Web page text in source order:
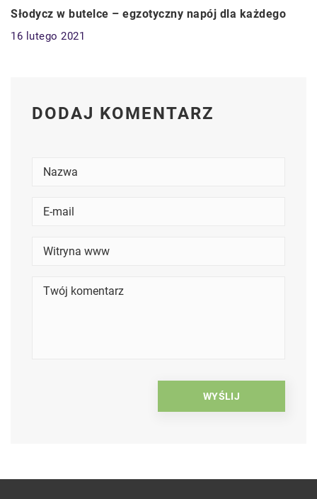
Słodycz w butelce – egzotyczny napój dla każdego
16 lutego 2021
DODAJ KOMENTARZ